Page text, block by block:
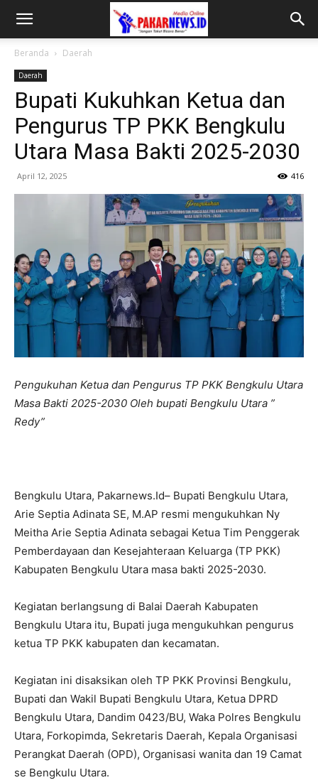
Beranda Daerah
Daerah
Bupati Kukuhkan Ketua dan
Pengurus TP PKK Bengkulu
Utara Masa Bakti 2025-2030
April 12, 2025 416
Pengukuhan Ketua dan Pengurus TP PKK Bengkulu Utara
Masa Bakti 2025-2030 Oleh bupati Bengkulu Utara ”
Redy”
Bengkulu Utara, Pakarnews.Id– Bupati Bengkulu Utara,
Arie Septia Adinata SE, M.AP resmi mengukuhkan Ny
Meitha Arie Septia Adinata sebagai Ketua Tim Penggerak
Pemberdayaan dan Kesejahteraan Keluarga (TP PKK)
Kabupaten Bengkulu Utara masa bakti 2025-2030.
Kegiatan berlangsung di Balai Daerah Kabupaten
Bengkulu Utara itu, Bupati juga mengukuhkan pengurus
ketua TP PKK kabupaten dan kecamatan.
Kegiatan ini disaksikan oleh TP PKK Provinsi Bengkulu,
Bupati dan Wakil Bupati Bengkulu Utara, Ketua DPRD
Bengkulu Utara, Dandim 0423/BU, Waka Polres Bengkulu
Utara, Forkopimda, Sekretaris Daerah, Kepala Organisasi
Perangkat Daerah (OPD), Organisasi wanita dan 19 Camat
se Bengkulu Utara.